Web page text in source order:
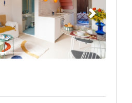
Suivant